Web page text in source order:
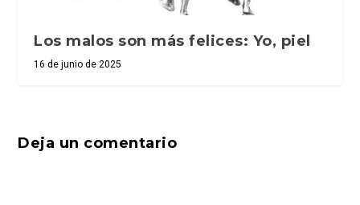
Los malos son más felices: Yo, piel
16 de junio de 2025
Deja un comentario